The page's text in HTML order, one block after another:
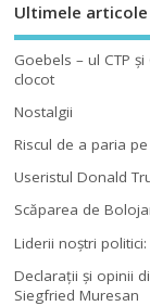
Ultimele articole
Goebels – ul CTP
clocot
Nostalgii
Riscul de a paria
Useristul Donald
Scăparea de
Liderii noştri
Declaraţii şi opinii
Siegfried Muresan